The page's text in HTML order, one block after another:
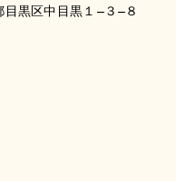
目黒区中目黒１−３−８